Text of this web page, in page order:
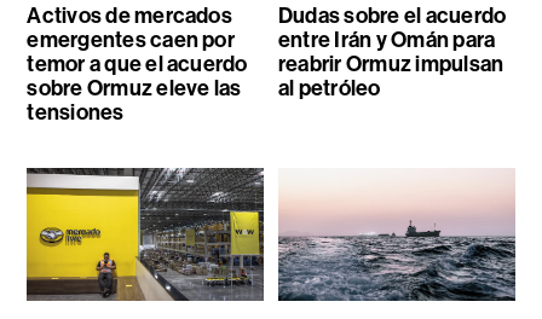
Activos de mercados
emergentes caen por
temor a que el acuerdo
sobre Ormuz eleve las
tensiones
Dudas sobre el acuerdo
entre Irán y Omán para
reabrir Ormuz impulsan
al petróleo